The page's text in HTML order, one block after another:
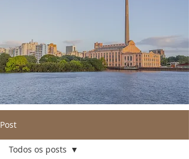
Post
Todos os posts